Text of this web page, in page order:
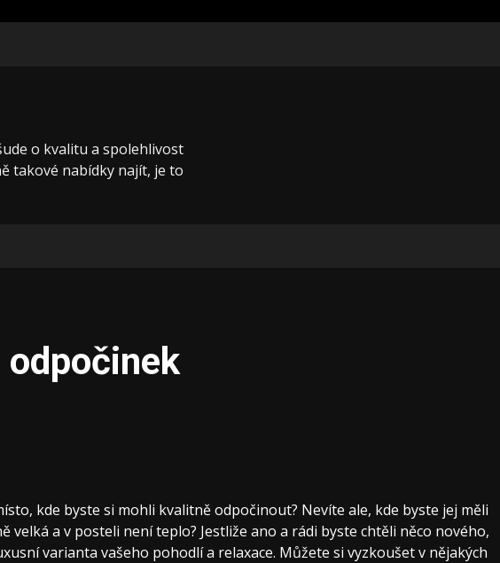
o kvalitu a spolehlivost
takové nabídky najít, je to
kde byste si mohli kvalitně odpočinout? Nevíte ale, kde byste jej měli
velká a v posteli není teplo? Jestliže ano a rádi byste chtěli něco nového,
varianta vašeho pohodlí a relaxace. Můžete si vyzkoušet v nějakých